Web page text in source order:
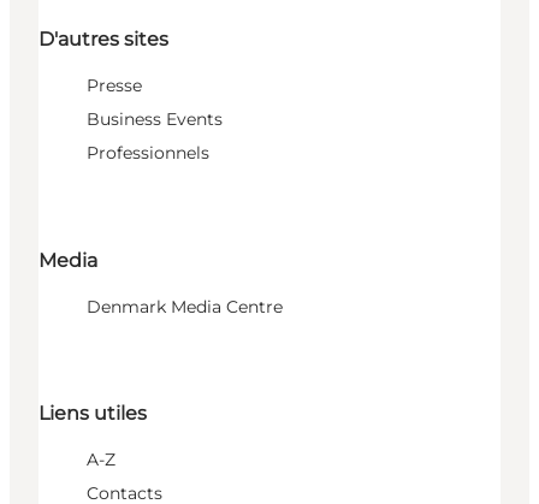
D'autres sites
Presse
Business Events
Professionnels
Media
Denmark Media Centre
Liens utiles
A-Z
Contacts